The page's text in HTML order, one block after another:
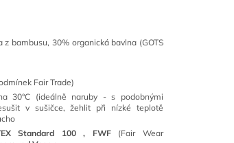
z bambusu, 30% organická bavlna (GOTS
Fair Trade)
30°C (ideálně naruby - s podobnými
v sušičce, žehlit při nízké teplotě
Standard 100 , FWF (Fair Wear